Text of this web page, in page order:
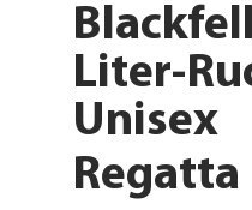
Liter-
Unisex
Regatta